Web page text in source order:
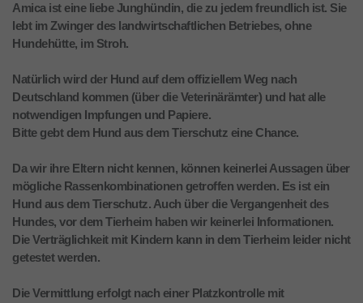
Amica ist eine liebe Junghündin, die zu jedem freundlich ist. Sie
lebt im Zwinger des landwirtschaftlichen Betriebes, ohne
Hundehütte, im Stroh.
Natürlich wird der Hund auf dem offiziellem Weg nach
Deutschland kommen (über die Veterinärämter) und hat alle
notwendigen Impfungen und Papiere.
Bitte gebt dem Hund aus dem Tierschutz eine Chance.
Da wir ihre Eltern nicht kennen, können keinerlei Aussagen über
mögliche Rassenkombinationen getroffen werden. Es ist ein
Hund aus dem Tierschutz. Auch über die Vergangenheit des
Hundes, vor dem Tierheim haben wir keinerlei Informationen.
Die Verträglichkeit mit Kindern kann in dem Tierheim leider nicht
getestet werden.
Die Vermittlung erfolgt nach einer Platzkontrolle mit